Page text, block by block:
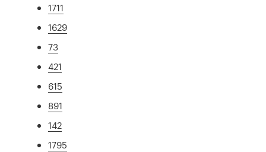
1711
1629
73
421
615
891
142
1795